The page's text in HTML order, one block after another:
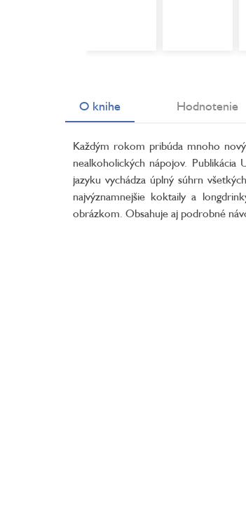
O knihe Hodnotenie
Každým rokom pribúda mnoho
nealkoholických nápojov.
jazyku vychádza úplný súhrn
najvýznamnejšie koktaily a
obrázkom. Obsahuje aj podrobné